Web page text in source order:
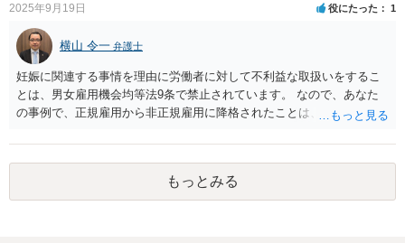
2025年9月19日 役にたった 1
横山 令一 弁護士
妊娠に関連する事情を理由に労働者に対して不利益な取扱いをするこ
とは、男女雇用機会均等法9条で禁止されています。 なので、あなた
の事例で、正規雇用から非正規雇用に降格されたことは、違法の疑い
局の「雇用環境・均等室」が、紛争解決の援助をすることとされてい
ます。まずはそこを指名して、改めて労働局に相談することをお勧め
もっとみる